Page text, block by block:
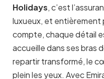
Holidays, c’est
luxueux, et entièrement
compte, chaque détail
accueille dans ses bras
repartir transformé, le
plein les yeux. Avec